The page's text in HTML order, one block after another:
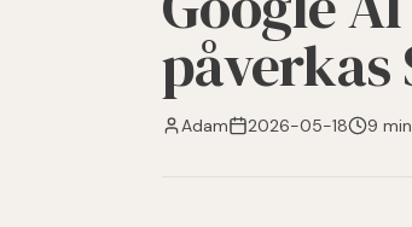
påverkas
Adam 2026-05-18 9 min